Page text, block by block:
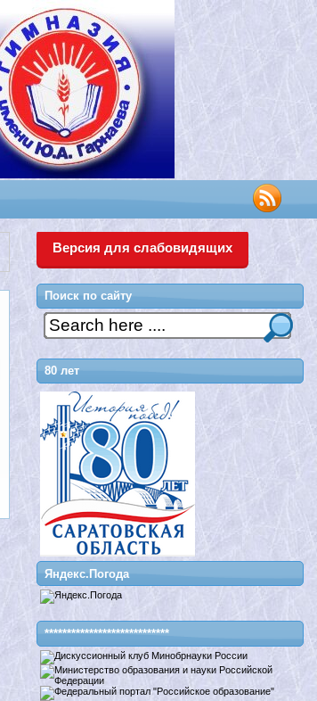
Версия для слабовидящих
Поиск по сайту
80 лет
Яндекс.Погода
****************************